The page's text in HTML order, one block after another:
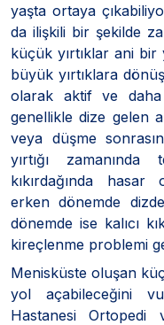
yaşta ortaya
da ilişkili bir şekilde
küçük yırtıklar ani
büyük yırtıklara
olarak aktif ve
genellikle dize gelen
veya düşme
yırtığı
kıkırdağında
erken dönemde
dönemde ise kalıcı
kireçlenme problemi
Menisküste oluşan
yol açabileceğini
Hastanesi